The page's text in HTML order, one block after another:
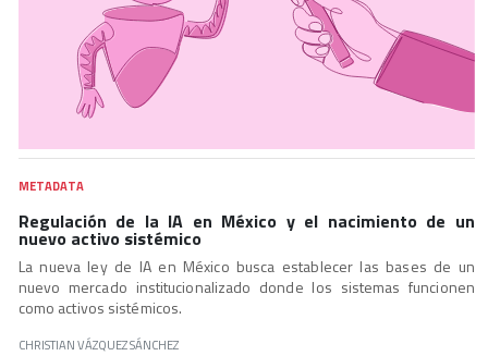
METADATA
Regulación de la IA en México y el nacimiento de un
nuevo activo sistémico
La nueva ley de IA en México busca establecer las bases de un
nuevo mercado institucionalizado donde los sistemas funcionen
como activos sistémicos.
CHRISTIAN VÁZQUEZ SÁNCHEZ